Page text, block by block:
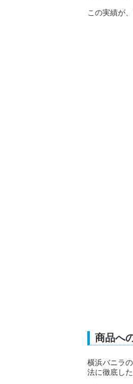
この実績が
商品へ
横浜バニラ
法に徹底し